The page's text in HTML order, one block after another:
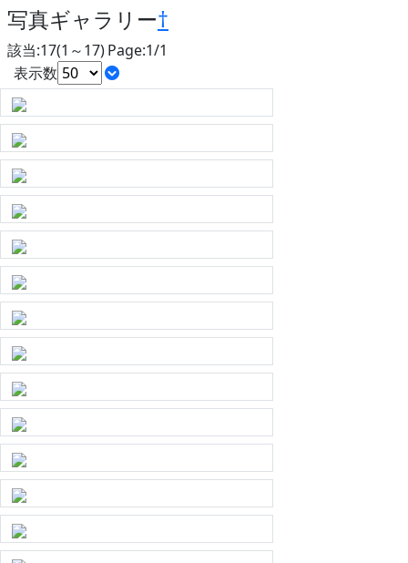
写真ギャラリー†
該当:17(1～17) Page:1/1
表示数